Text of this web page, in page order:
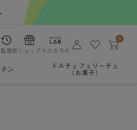
覧履歴 ショップケユカラボ
0
ン
ドルチェフェリーチェ
（お菓子）